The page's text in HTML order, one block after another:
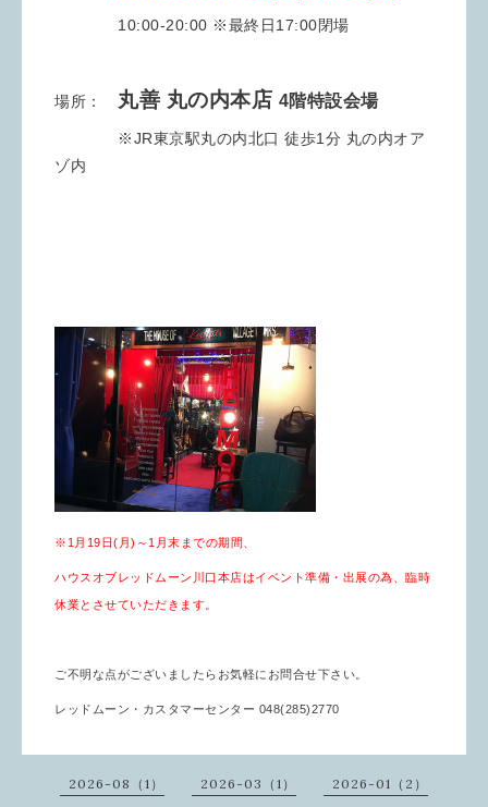
10:00-20:00 ※最終日17:00閉場
場所： 丸善 丸の内本店 4階特設会場
※JR東京駅丸の内北口 徒歩1分 丸の内オア
ゾ内
※1月19日(月)～1月末までの期間、
ハウスオブレッドムーン川口本店はイベント準備・出展の為、臨時
休業とさせていただきます。
ご不明な点がございましたらお気軽にお問合せ下さい。
レッドムーン・カスタマーセンター 048(285)2770
2026-08（1） 2026-03（1） 2026-01（2）